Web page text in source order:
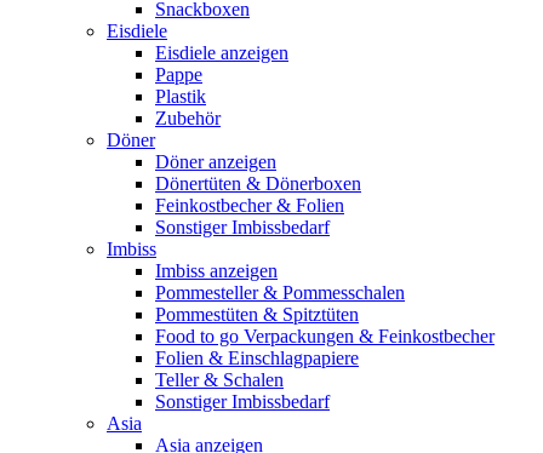
Snackboxen
Eisdiele
Eisdiele anzeigen
Pappe
Plastik
Zubehör
Döner
Döner anzeigen
Dönertüten & Dönerboxen
Feinkostbecher & Folien
Sonstiger Imbissbedarf
Imbiss
Imbiss anzeigen
Pommesteller & Pommesschalen
Pommestüten & Spitztüten
Food to go Verpackungen & Feinkostbecher
Folien & Einschlagpapiere
Teller & Schalen
Sonstiger Imbissbedarf
Asia
Asia anzeigen